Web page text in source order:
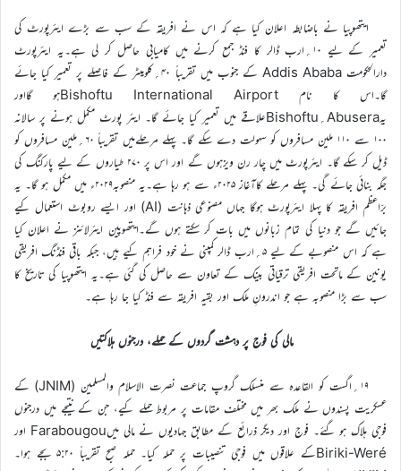
ایتھوپیا نے باضابطہ اعلان کیا ہے کہ اس نے افریقہ کے سب سے بڑے ایئرپورٹ کی
تعمیر کے لیے ۱۰؍ارب ڈالر کا فنڈ جمع کرنے میں کامیابی حاصل کر لی ہے۔یہ ایئرپورٹ
دارالحکومت Addis Ababa کے جنوب میں تقریباً ۴۰؍کلومیٹر کے فاصلے پر تعمیر کیا جائے
گا۔اس کا نام Bishoftu International Airportہو گااور
یہAbusera؍Bishoftuعلاقے میں تعمیر کیا جائے گا۔ ایئر پورٹ مکمل ہونے پر سالانہ
۱۰۰ سے ۱۱۰ ملین مسافروں کو سہولت دے سکے گا۔ پہلے مرحلےمیں تقریباً ۶۰؍ملین مسافروں کو
ڈیل کر سکے گا۔ ایئرپورٹ میں چار رن ویزہوں گے اور اس پر ۲۷۰ طیاروں کے لیے پارکنگ کی
جگہ بنائی جائے گی۔ پہلے مرحلے کاآغاز ۲۰۲۵ء سے ہو رہا ہے۔یہ منصوبہ۲۰۲۹ء میں مکمل ہو گا۔ یہ
برّاعظم افریقہ کا پہلا ایئرپورٹ ہوگا جہاں مصنوعی ذہانت (AI) اور ایسے روبوٹ استعمال کیے
جائیں گے جو دنیا کی تمام زبانوں میں بات کر سکتے ہوں گے۔ایتھوپین ایئرلائنز نے اعلان کیا
ہے کہ اس منصوبے کے لیے ۵؍ارب ڈالر کمپنی نے خود فراہم کیے ہیں، جبکہ باقی فنڈنگ افریقی
یونین کے ماتحت افریقی ترقیاتی بینک کے تعاون سے حاصل کی گئی ہے۔یہ ایتھوپیا کی تاریخ کا
سب سے بڑا منصوبہ ہے جو اندرونِ ملک اور بقیہ افریقہ سے فنڈ کیا جا رہا ہے۔
مالی کی فوج پر دہشت گردوں کے حملے، درجنوں ہلاکتیں
۱۹؍اگست کو القاعدہ سے منسلک گروپ جماعت نصرت الاسلام والمسلمین (JNIM) کے
عسکریت پسندوں نے ملک بھر میں مختلف مقامات پر مربوط حملے کیے، جن کے نتیجے میں درجنوں
فوجی ہلاک ہو گئے۔ فوج اور دیگر ذرائع کے مطابق جہادیوں نے مالی میںFarabougou اور
Biriki-Weréکے علاقوں میں فوجی تنصیبات پر حملہ کیا۔ حملہ صبح تقریباً ۵:۲۰ بجے ہوا۔